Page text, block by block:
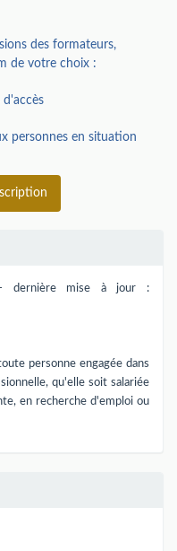
des formateurs,
de votre choix :
d'accès
personnes en situation
dernière mise à jour :
personne engagée dans
qu'elle soit salariée
en recherche d'emploi ou